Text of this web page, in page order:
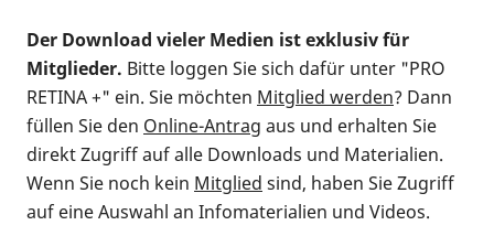
Der Download vieler Medien ist exklusiv für
Mitglieder. Bitte loggen Sie sich dafür unter "PRO
RETINA +" ein. Sie möchten Mitglied werden? Dann
füllen Sie den Online-Antrag aus und erhalten Sie
direkt Zugriff auf alle Downloads und Materialien.
Wenn Sie noch kein Mitglied sind, haben Sie Zugriff
auf eine Auswahl an Infomaterialien und Videos.